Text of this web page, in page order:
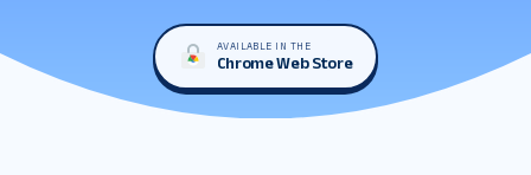
AVAILABLE IN THE
Chrome Web Store